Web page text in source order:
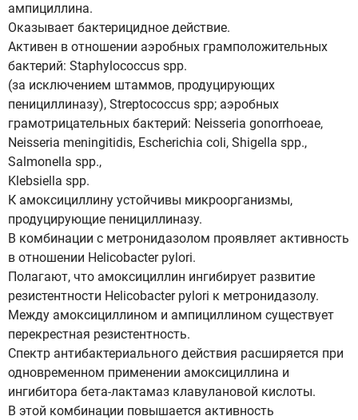
ампициллина.
Оказывает бактерицидное действие.
Активен в отношении аэробных грамположительных
бактерий: Staphylococcus spp.
(за исключением штаммов, продуцирующих
пенициллиназу), Streptococcus spp; аэробных
грамотрицательных бактерий: Neisseria gonorrhoeae,
Neisseria meningitidis, Escherichia coli, Shigella spp.,
Salmonella spp.,
Klebsiella spp.
К амоксициллину устойчивы микроорганизмы,
продуцирующие пенициллиназу.
В комбинации с метронидазолом проявляет активность
в отношении Helicobacter pylori.
Полагают, что амоксициллин ингибирует развитие
резистентности Helicobacter pylori к метронидазолу.
Между амоксициллином и ампициллином существует
перекрестная резистентность.
Спектр антибактериального действия расширяется при
одновременном применении амоксициллина и
ингибитора бета-лактамаз клавулановой кислоты.
В этой комбинации повышается активность